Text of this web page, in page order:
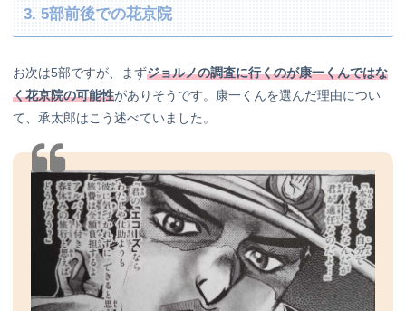
3. 5部前後での花京院
お次は5部ですが、まずジョルノの調査に行くのが康一くんではな
く花京院の可能性がありそうです。康一くんを選んだ理由につい
て、承太郎はこう述べていました。